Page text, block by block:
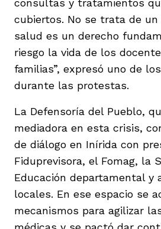
cubiertos. No se trata de
salud es un derecho
riesgo la vida de los
familias”, expresó uno de
durante las protestas.
La Defensoría del Pueblo,
mediadora en esta crisis,
de diálogo en Inírida con
Fiduprevisora, el Fomag, la
Educación departamental y
locales. En ese espacio se
mecanismos para agilizar